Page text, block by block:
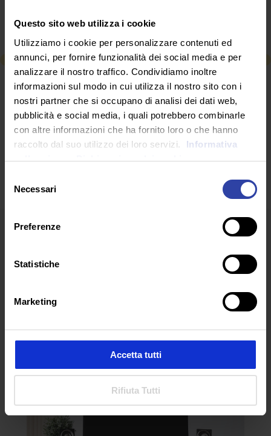
Questo sito web utilizza i cookie
Utilizziamo i cookie per personalizzare contenuti ed
annunci, per fornire funzionalità dei social media e per
analizzare il nostro traffico. Condividiamo inoltre
informazioni sul modo in cui utilizza il nostro sito con i
nostri partner che si occupano di analisi dei dati web,
pubblicità e social media, i quali potrebbero combinarle
con altre informazioni che ha fornito loro o che hanno
raccolto dal suo utilizzo dei loro servizi.
Informativa
sulla privacy. Dichiarazione dei cookie
delNecessari
Preferenze
Statistiche
Marketing
Accetta tutti
Rifiuta Tutti
lusso sfrenato dei top players.
RICHIEDI INFORMAZIONI
SEGUICI SU
ARTICOLI RECENTI